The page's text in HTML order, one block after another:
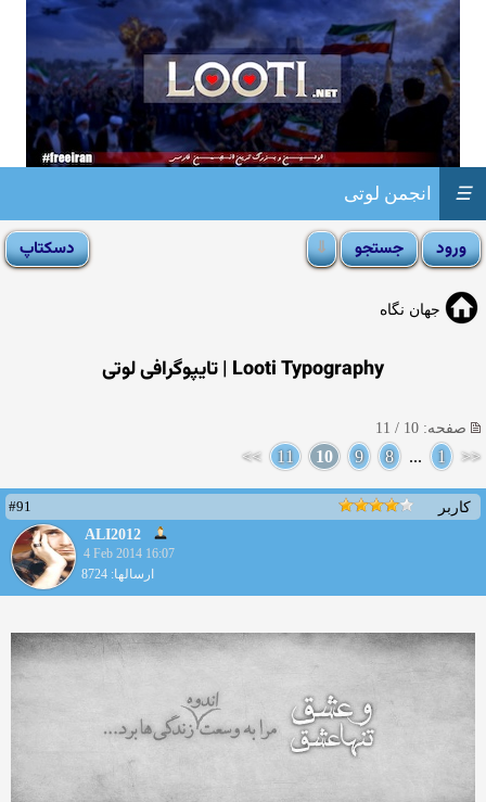
انجمن لوتی ☰
جهان نگاه
Looti Typography | تایپوگرافی لوتی
صفحه: 10 / 11
<<
1
...
8
9
10
11
>>
کاربر
#91
ALI2012
4 Feb 2014 16:07
ارسالها: 8724